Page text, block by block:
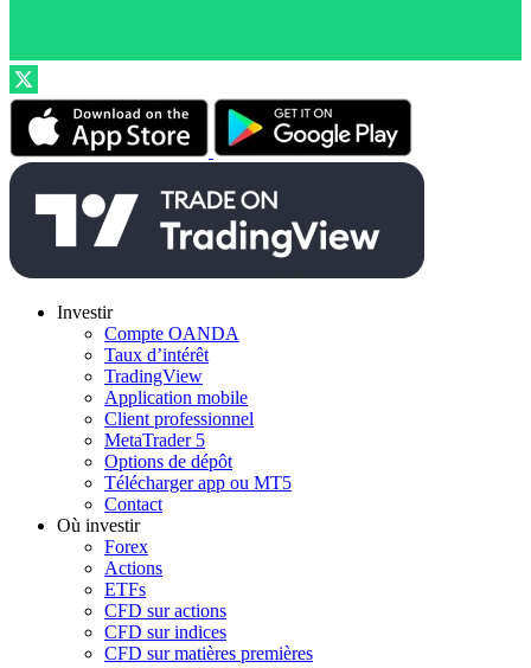
Investir
Compte OANDA
Taux d’intérêt
TradingView
Application mobile
Client professionnel
MetaTrader 5
Options de dépôt
Télécharger app ou MT5
Contact
Où investir
Forex
Actions
ETFs
CFD sur actions
CFD sur indices
CFD sur matières premières